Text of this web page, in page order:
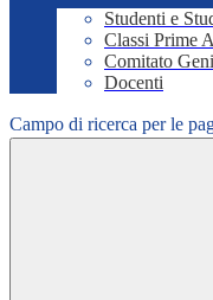
Studenti e
Classi Prime
Comitato
Docenti
Campo di ricerca per le